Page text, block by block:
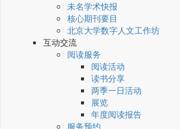
未名学术快报
核心期刊要目
北京大学数字人文工作坊
互动交流
阅读服务
阅读活动
读书分享
两季一日活动
展览
年度阅读报告
服务预约